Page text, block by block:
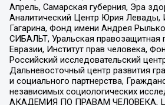
Апрель, Самарская губерния, Эра
Аналитический Центр Юрия Левады,
Гагарина, Фонд имени Андрея
СИБАЛЬТ, Уральская правозащитная
Евразии, Институт прав человека,
Российский исследовательский
Дальневосточный центр развития
и социального партнерства,
независимых социологических
АКАДЕМИЯ ПО ПРАВАМ ЧЕЛОВЕКА,